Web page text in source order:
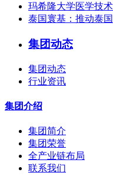
玛希隆大学医学技
泰国寰基：推动泰
集团动态
集团动态
行业资讯
集团介绍
集团简介
集团荣誉
全产业链布局
联系我们